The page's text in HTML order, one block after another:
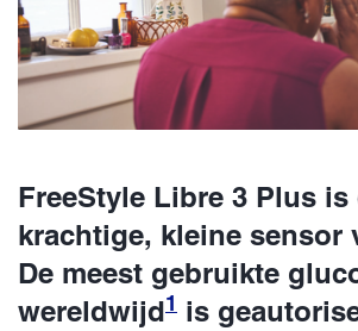
FreeStyle Libre 3 Plus is
krachtige, kleine sensor
De meest gebruikte
wereldwijd1 is